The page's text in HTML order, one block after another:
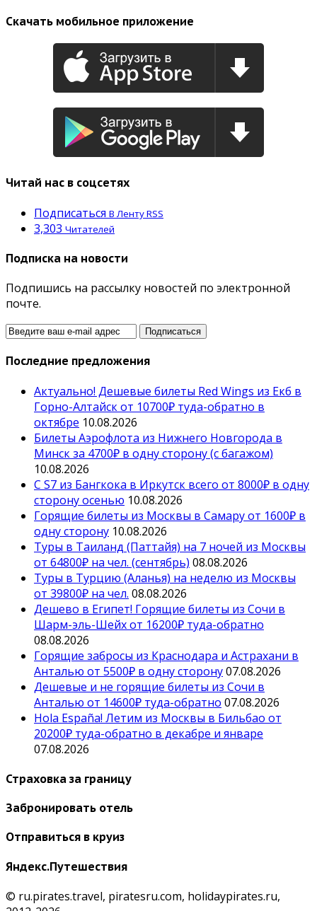
Скачать мобильное приложение
Читай нас в соцсетях
Подписаться В Ленту RSS
3,303 Читателей
Подписка на новости
Подпишись на рассылку новостей по электронной
почте.
Последние предложения
Актуально! Дешевые билеты Red Wings из Екб в
Горно-Алтайск от 10700₽ туда-обратно в
октябре 10.08.2026
Билеты Аэрофлота из Нижнего Новгорода в
Минск за 4700₽ в одну сторону (с багажом)
10.08.2026
С S7 из Бангкока в Иркутск всего от 8000₽ в одну
сторону осенью 10.08.2026
Горящие билеты из Москвы в Самару от 1600₽ в
одну сторону 10.08.2026
Туры в Таиланд (Паттайя) на 7 ночей из Москвы
от 64800₽ на чел. (сентябрь) 08.08.2026
Туры в Турцию (Аланья) на неделю из Москвы
от 39800₽ на чел. 08.08.2026
Дешево в Египет! Горящие билеты из Сочи в
Шарм-эль-Шейх от 16200₽ туда-обратно
08.08.2026
Горящие забросы из Краснодара и Астрахани в
Анталью от 5500₽ в одну сторону07.08.2026
Дешевые и не горящие билеты из Сочи в
Анталью от 14600₽ туда-обратно 07.08.2026
Hola España! Летим из Москвы в Бильбао от
20200₽ туда-обратно в декабре и январе
07.08.2026
Страховка за границу
Забронировать отель
Отправиться в круиз
Яндекс.Путешествия
© ru.pirates.travel, piratesru.com, holidaypirates.ru,